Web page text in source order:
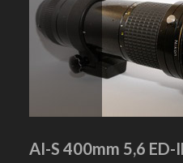
AI-S 400mm 5,6 ED-